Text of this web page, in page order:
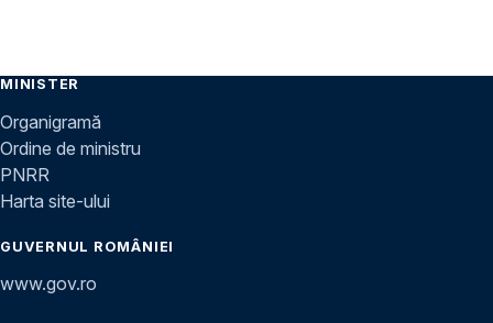
MINISTER
Organigramă
Ordine de ministru
PNRR
Harta site-ului
GUVERNUL ROMÂNIEI
www.gov.ro